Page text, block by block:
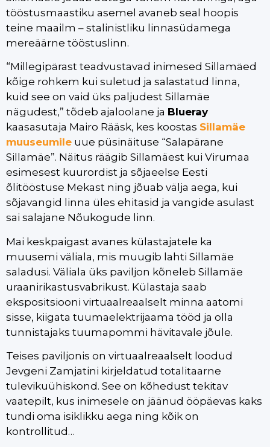
tööstusmaastiku asemel avaneb seal hoopis
teine maailm – stalinistliku linnasüdamega
mereäärne tööstuslinn.
“Millegipärast teadvustavad inimesed Sillamäed
kõige rohkem kui suletud ja salastatud linna,
kuid see on vaid üks paljudest Sillamäe
nägudest,” tõdeb ajaloolane ja Blueray
kaasasutaja Mairo Rääsk, kes koostas Sillamäe
muuseumile uue püsinäituse “Salapärane
Sillamäe”. Näitus räägib Sillamäest kui Virumaa
esimesest kuurordist ja sõjaeelse Eesti
õlitööstuse Mekast ning jõuab välja aega, kui
sõjavangid linna üles ehitasid ja vangide asulast
sai salajane Nõukogude linn.
Mai keskpaigast avanes külastajatele ka
muusemi väliala, mis muugib lahti Sillamäe
saladusi. Väliala üks paviljon kõneleb Sillamäe
uraanirikastusvabrikust. Külastaja saab
ekspositsiooni virtuaalreaalselt minna aatomi
sisse, kiigata tuumaelektrijaama tööd ja olla
tunnistajaks tuumapommi hävitavale jõule.
Teises paviljonis on virtuaalreaalselt loodud
Jevgeni Zamjatini kirjeldatud totalitaarne
tulevikuühiskond. See on kõhedust tekitav
vaatepilt, kus inimesele on jäänud ööpäevas kaks
tundi oma isiklikku aega ning kõik on
kontrollitud…